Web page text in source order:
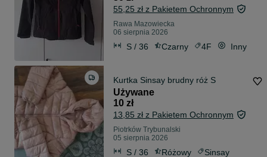
55,25 zł z Pakietem Ochronnym
Rawa Mazowiecka
06 sierpnia 2026
S / 36 Czarny 4F Inny
Kurtka Sinsay brudny róż S
Używane
10 zł
13,85 zł z Pakietem Ochronnym
Piotrków Trybunalski
05 sierpnia 2026
S / 36 Różowy Sinsay